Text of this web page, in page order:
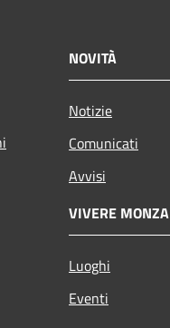
NOVITÀ
Notizie
Comunicati
Avvisi
VIVERE MONZA
Luoghi
Eventi